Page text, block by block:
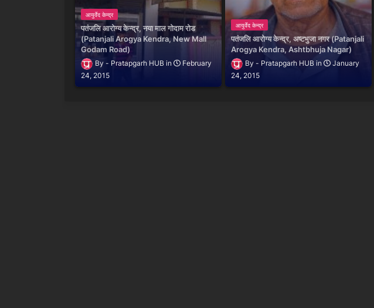
आयुर्वेद केन्द्र
पतंजलि आरोग्य केन्द्र, नया माल गोदाम रोड
(Patanjali Arogya Kendra, New Mall
Godam Road)
Pratapgarh HUB
February
24, 2015
आयुर्वेद केन्द्र
पतंजलि आरोग्य केन्द्र, अष्टभुजा नगर (Patanjali
Arogya Kendra, Ashtbhuja Nagar)
Pratapgarh HUB
January
24, 2015